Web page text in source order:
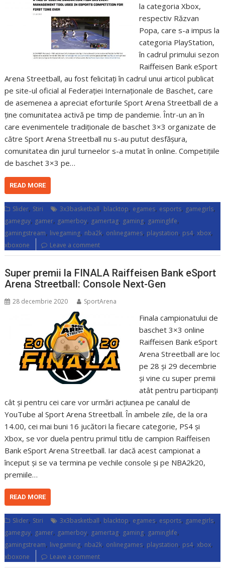
la categoria Xbox,
respectiv Răzvan
Popa, care s-a impus la
categoria PlayStation,
în cadrul primului sezon
Raiffeisen Bank eSport
Arena Streetball, au fost felicitați în cadrul unui articol publicat
pe site-ul oficial al Federației Internaționale de Baschet, care
de asemenea a apreciat eforturile Sport Arena Streetball de a
ține comunitatea activă pe timp de pandemie. Într-un an în
care evenimentele tradiționale de baschet 3×3 organizate de
către Sport Arena Streetball nu s-au putut desfășura,
comunitatea din jurul turneelor s-a mutat în online. Competițiile
de baschet 3×3 pe…
READ MORE
Slider, Stiri 3x3basketball, blacktop, egames, esports, gamegirls,
gameguy, gamer, gamerboy, gamertag, gaming, gaminglife,
gamingstream, livegaming, nba2k, onlinegames, playstation, ps4,xbox,
xboxone Leave a comment
Super premii la FINALA Raiffeisen Bank eSport
Arena Streetball: Console Next-Gen
28 decembrie 2020 SportArena
Finala campionatului de
baschet 3×3 online
Raiffeisen Bank eSport
Arena Streetball are loc
pe 28 și 29 decembrie
și vine cu super premii
atât pentru participanți
cât și pentru cei care vor urmări acțiunea pe canalul de
YouTube al Sport Arena Streetball. În ambele zile, de la ora
14.00, cei mai buni 16 jucători la fiecare categorie, PS4 și
Xbox, se vor duela pentru primul titlu de campion Raiffeisen
Bank eSport Arena Streetball. Iar dacă acest campionat a
început și se va termina pe vechile console și pe NBA2k20,
premiile…
READ MORE
Slider, Stiri 3x3basketball, blacktop, egames, esports, gamegirls,
gameguy, gamer, gamerboy, gamertag, gaming, gaminglife,
gamingstream, livegaming, nba2k, onlinegames, playstation, ps4,xbox,
xboxone Leave a comment